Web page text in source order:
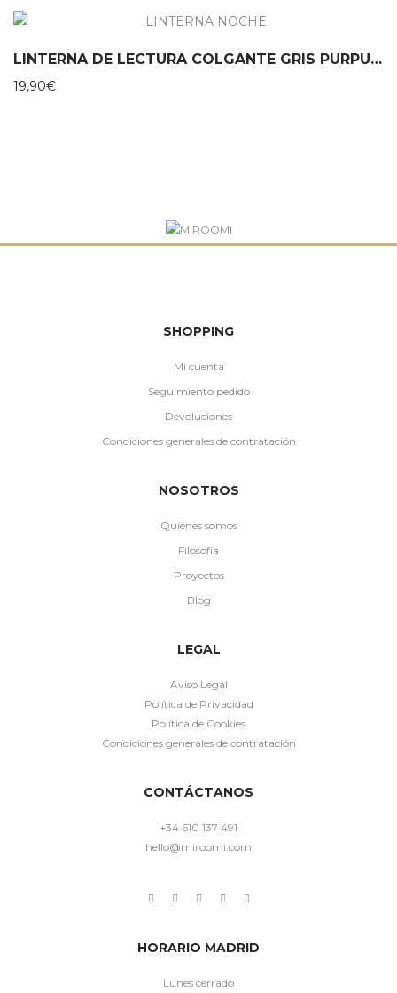
LINTERNA DE LECTURA COLGANTE GRIS PURPURINA MOSES
19,90€
SHOPPING
Mi cuenta
Seguimiento pedido
Devoluciones
Condiciones generales de contratación
NOSOTROS
Quiénes somos
Filosofía
Proyectos
Blog
LEGAL
Aviso Legal
Política de Privacidad
Política de Cookies
Condiciones generales de contratación
CONTÁCTANOS
+34 610 137 491
hello@miroomi.com
HORARIO MADRID
Lunes cerrado